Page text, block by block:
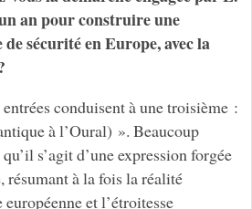
an pour construire une
sécurité en Europe, avec la
conduisent à une troisième :
à l’Oural) ». Beaucoup
s’agit d’une expression forgée
résumant à la fois la réalité
et l’étroitesse